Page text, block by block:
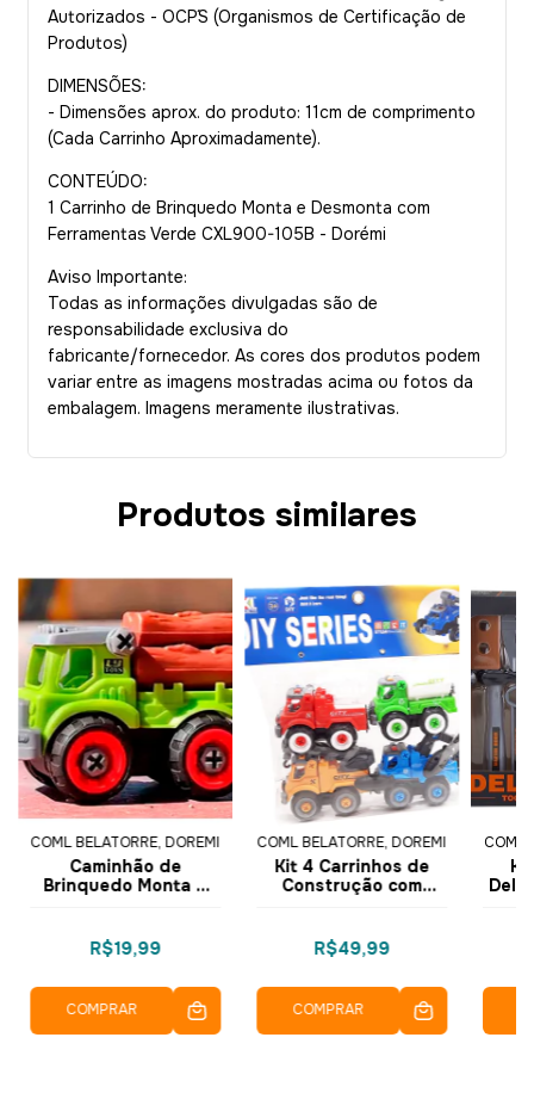
Autorizados - OCP´S (Organismos de Certificação de
Produtos)
DIMENSÕES:
- Dimensões aprox. do produto: 11cm de comprimento
(Cada Carrinho Aproximadamente).
CONTEÚDO:
1 Carrinho de Brinquedo Monta e Desmonta com
Ferramentas Verde CXL900-105B - Dorémi
Aviso Importante:
Todas as informações divulgadas são de
responsabilidade exclusiva do
fabricante/fornecedor. As cores dos produtos podem
variar entre as imagens mostradas acima ou fotos da
embalagem. Imagens meramente ilustrativas.
Produtos similares
COML BELATORRE, DOREMI
Caminhão de
Brinquedo Monta e
Sortido CXL900-104B
- Dorémi
R$19,99
COMPRAR
COML BELATORRE, DOREMI
Kit 4 Carrinhos de
Construção com
Dorémi
R$49,99
COMPRAR
COML